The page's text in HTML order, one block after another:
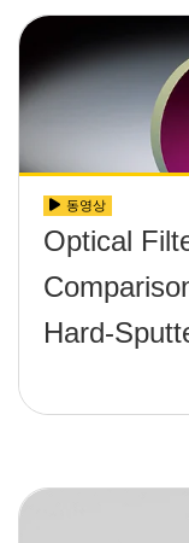
동영상
Optical
Hard-